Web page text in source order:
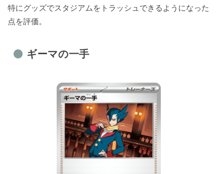
特にグッズでスタジアムをトラッシュできるようになった
点を評価。
ギーマの一手